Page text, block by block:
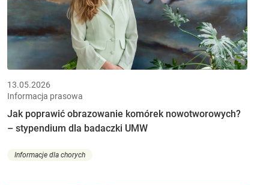
13.05.2026
Informacja prasowa
Jak poprawić obrazowanie komórek nowotworowych?
– stypendium dla badaczki UMW
Informacje dla chorych